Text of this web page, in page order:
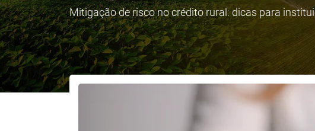
Mitigação de risco no crédito rural: dicas para